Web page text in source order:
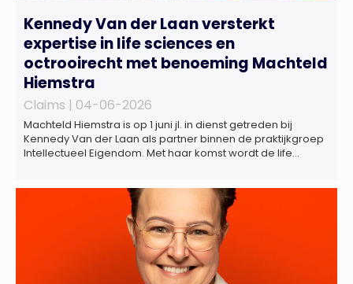
Kennedy Van der Laan versterkt
expertise in life sciences en
octrooirecht met benoeming Machteld
Hiemstra
Claims | 04-06-2026
Machteld Hiemstra is op 1 juni jl. in dienst getreden bij
Kennedy Van der Laan als partner binnen de praktijkgroep
Intellectueel Eigendom. Met haar komst wordt de life
gespecialiseerd in nationale en internationale wet- en
regelgeving relevant voor de life sciences sector en de […]